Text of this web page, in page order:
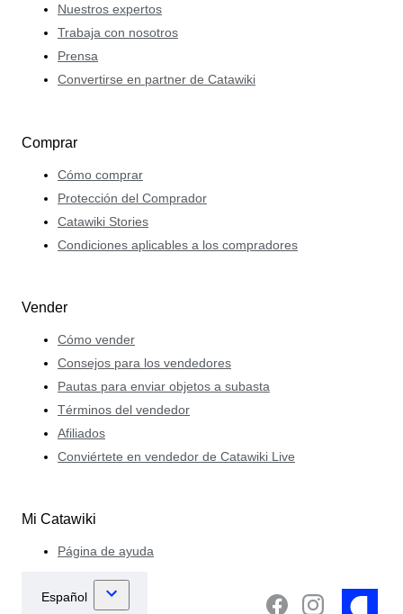
Nuestros expertos
Trabaja con nosotros
Prensa
Convertirse en partner de Catawiki
Comprar
Cómo comprar
Protección del Comprador
Catawiki Stories
Condiciones aplicables a los compradores
Vender
Cómo vender
Consejos para los vendedores
Pautas para enviar objetos a subasta
Términos del vendedor
Afiliados
Conviértete en vendedor de Catawiki Live
Mi Catawiki
Página de ayuda